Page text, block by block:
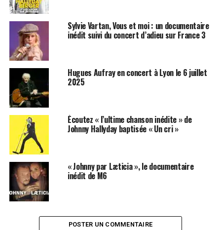
SUJETS ASSOCIÉS: Sylvie Vartan, Vous et moi : un documentaire
inédit suivi du concert d’adieu sur France 3
Hugues Aufray en concert à Lyon le 6 juillet
2025
Écoutez « l’ultime chanson inédite » de
Johnny Hallyday baptisée « Un cri »
« Johnny par Læticia », le documentaire
inédit de M6
POSTER UN COMMENTAIRE